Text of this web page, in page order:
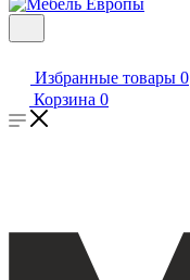
Избранные товары 0
Корзина 0